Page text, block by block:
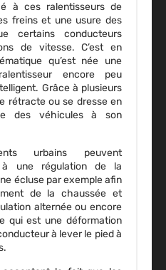
à ces ralentisseurs de
freins et une usure des
certains conducteurs
de vitesse. C’est en
qu’est née une
encore peu
. Grâce à plusieurs
rétracte ou se dresse en
des véhicules à son
urbains peuvent
à une régulation de la
éclusepar exemple afin
de la chaussée et
alternée ou encore
qui est une déformation
à lever le pied à